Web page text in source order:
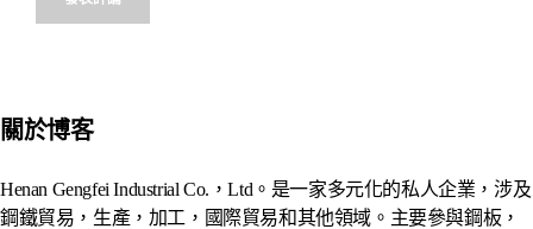
關於博客
Henan Gengfei Industrial Co.，Ltd。是一家多元化的私人企業，涉及
鋼鐵貿易，生產，加工，國際貿易和其他領域。主要參與鋼板，